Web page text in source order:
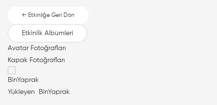
← Etkinliğe Geri Dön
Etkinlik Albümleri
Avatar Fotoğrafları
Kapak Fotoğrafları
Yükleyen BinYaprak